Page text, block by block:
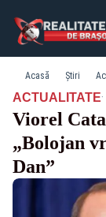
Acasă Știri
ACTUALITATE·
Viorel
„Bolojan
Dan”